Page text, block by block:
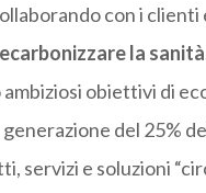
con i clienti
la sanità
obiettivi di
del 25%
servizi e soluzioni